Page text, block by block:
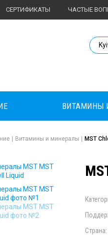
СЕРТИФИКАТЫ ЧАСТЫЕ
Body Market
ВИТАМИНЫ
Витамины и минералы MST
Страна: